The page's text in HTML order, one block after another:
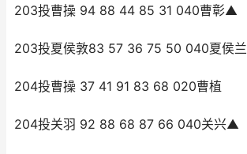
203投曹操 94 88 44 85 31 040曹彰▲
203投夏侯敦83 57 36 75 50 040夏侯兰
204投曹操 37 41 91 83 68 020曹植
204投关羽 92 88 68 87 66 040关兴▲